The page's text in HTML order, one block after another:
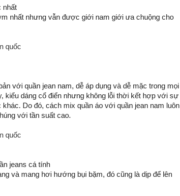
nhất
nhất nhưng vẫn được giới nam giới ưa chuộng cho
với quần jean nam, dễ áp ​​dụng và dễ mặc trong mọi
kiểu dáng cổ điển nhưng không lỗi thời kết hợp với sự
Do đó, cách mix quần áo với quần jean nam luôn
với tần suất cao.
jeans cá tính
và mang hơi hướng bụi bặm, đó cũng là dịp để lên